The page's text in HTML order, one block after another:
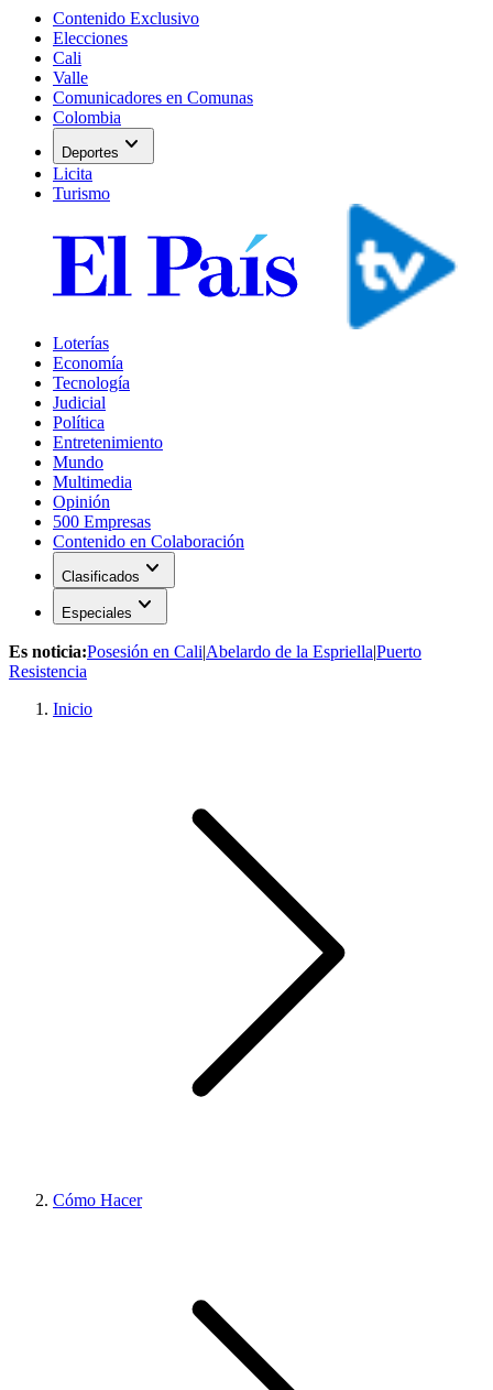
Contenido Exclusivo
Elecciones
Cali
Valle
Comunicadores en Comunas
Colombia
Deportes expand_more
Licita
Turismo
Loterías
Economía
Tecnología
Judicial
Política
Entretenimiento
Mundo
Multimedia
Opinión
500 Empresas
Contenido en Colaboración
Clasificados expand_more
Especiales expand_more
Es noticia:Posesión en Cali|Abelardo de la Espriella|Puerto
Resistencia
Inicio
Cómo Hacer